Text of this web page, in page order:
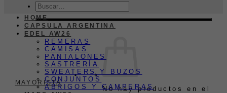
Buscar
por:
MAYORISTA
No hay productos en el
HOME
CAPSULA ARGENTINA
EDEL AW26
REMERAS
CAMISAS
PANTALONES
SASTRERÍA
SWEATERS Y BUZOS
CONJUNTOS
ABRIGOS Y CAMPERAS